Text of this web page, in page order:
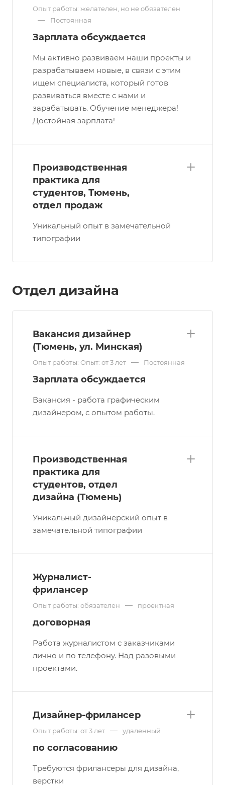
Опыт работы: желателен, но не обязателен
— Постоянная
Зарплата обсуждается
Мы активно развиваем наши проекты и
разрабатываем новые, в связи с этим
ищем специалиста, который готов
развиваться вместе с нами и
зарабатывать. Обучение менеджера!
Достойная зарплата!
Производственная
практика для
студентов, Тюмень,
отдел продаж
Уникальный опыт в замечательной
типографии
Отдел дизайна
Вакансия дизайнер
(Тюмень, ул. Минская)
Опыт работы: Опыт: от 3 лет — Постоянная
Зарплата обсуждается
Вакансия - работа графическим
дизайнером, с опытом работы.
Производственная
практика для
студентов, отдел
дизайна (Тюмень)
Уникальный дизайнерский опыт в
замечательной типографии
Журналист-
фрилансер
Опыт работы: обязателен — проектная
договорная
Работа журналистом с заказчиками
лично и по телефону. Над разовыми
проектами.
Дизайнер-фрилансер
Опыт работы: от 3 лет — удаленный
по согласованию
Требуются фрилансеры для дизайна,
верстки